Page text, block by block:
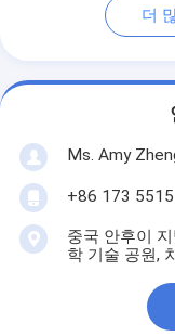
더
Ms. Amy
+86 173
중국 안후이
학 기술 공원,